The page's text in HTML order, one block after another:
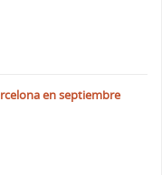
en septiembre